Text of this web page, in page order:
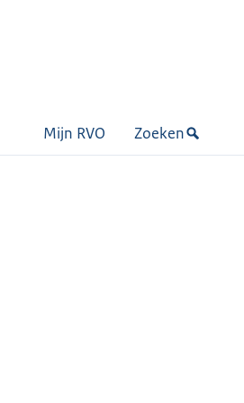
Mijn RVO Zoeken